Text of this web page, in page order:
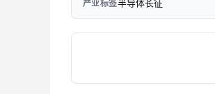
产业标签半导体长征